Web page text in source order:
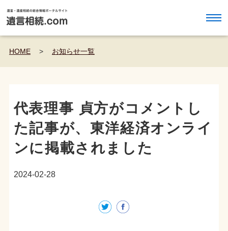
HOME > お知らせ一覧
代表理事 貞方がコメントし
た記事が、東洋経済オンライ
ンに掲載されました
2024-02-28